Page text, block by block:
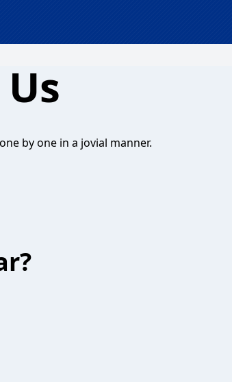
by one in a jovial manner.